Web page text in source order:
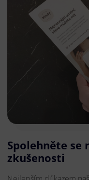
Spolehněte se
zkušenosti